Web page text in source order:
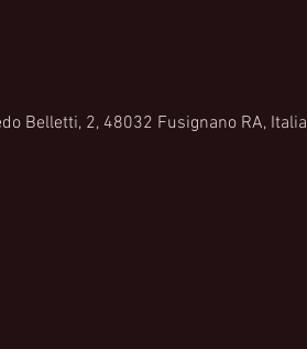
Belletti, 2, 48032 Fusignano RA, Italia